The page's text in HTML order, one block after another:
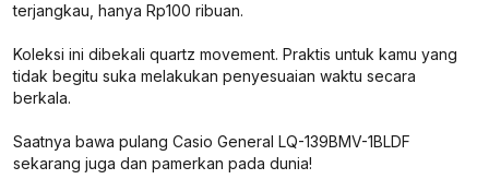
terjangkau, hanya Rp100 ribuan.
Koleksi ini dibekali quartz movement. Praktis untuk kamu yang
tidak begitu suka melakukan penyesuaian waktu secara
berkala.
Saatnya bawa pulang Casio General LQ-139BMV-1BLDF
sekarang juga dan pamerkan pada dunia!